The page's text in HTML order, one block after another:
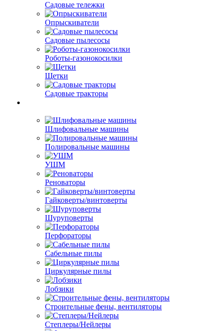
Садовые тележки
Опрыскиватели
Садовые пылесосы
Роботы-газонокосилки
Щетки
Садовые тракторы
Шлифовальные машины
Полировальные машины
УШМ
Реноваторы
Гайковерты/винтоверты
Шуруповерты
Перфораторы
Сабельные пилы
Циркулярные пилы
Лобзики
Строительные фены, вентиляторы
Степлеры/Нейлеры